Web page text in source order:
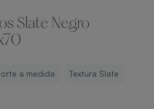
Slate Negro
a medida Textura Slate